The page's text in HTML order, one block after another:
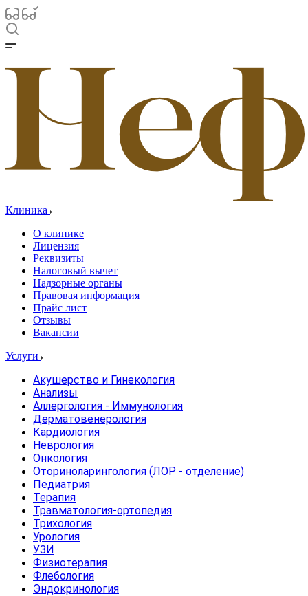
Клиника
О клинике
Лицензия
Реквизиты
Налоговый вычет
Надзорные органы
Правовая информация
Прайс лист
Отзывы
Вакансии
Услуги
Акушерство и Гинекология
Анализы
Аллергология - Иммунология
Дерматовенерология
Кардиология
Неврология
Онкология
Оториноларингология (ЛОР - отделение)
Педиатрия
Терапия
Травматология-ортопедия
Трихология
Урология
УЗИ
Физиотерапия
Флебология
Эндокринология